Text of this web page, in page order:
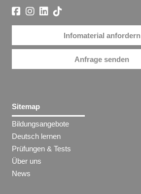
Infomaterial anfordern
Anfrage senden
Sitemap
Bildungsangebote
Deutsch lernen
Prüfungen & Tests
Über uns
News